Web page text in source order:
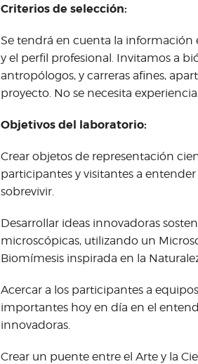
Criterios de selección:
Se tendrá en cuenta la
y el perfil profesional. Invitamos a
antropólogos, y carreras afines,
proyecto. No se necesita
Objetivos del laboratorio:
Crear objetos de representación
participantes y visitantes a
sobrevivir.
Desarrollar ideas innovadoras
microscópicas, utilizando un
Biomímesis inspirada en la
Acercar a los participantes a
importantes hoy en día en el
innovadoras.
Crear un puente entre el Arte y la